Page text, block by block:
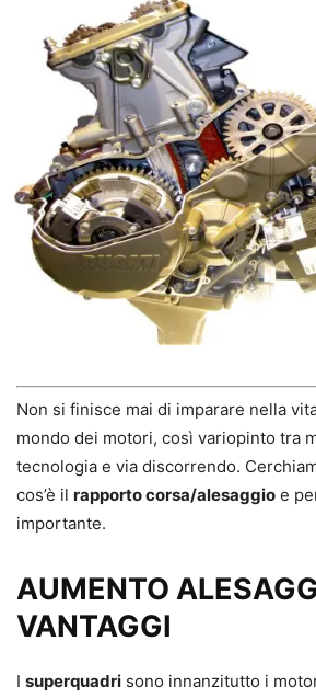
Non si finisce mai di imparare nella
mondo dei motori, così variopinto tra
tecnologia e via discorrendo.
cos’è il rapporto corsa/alesaggio e
importante.
AUMENTO
VANTAGGI
I superquadri sono innanzitutto i